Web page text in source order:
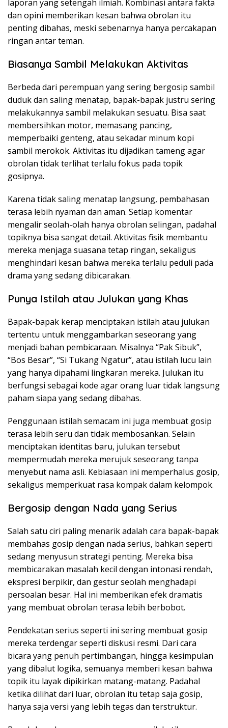
laporan yang setengah ilmiah. Kombinasi antara fakta
dan opini memberikan kesan bahwa obrolan itu
penting dibahas, meski sebenarnya hanya percakapan
ringan antar teman.
Biasanya Sambil Melakukan Aktivitas
Berbeda dari perempuan yang sering bergosip sambil
duduk dan saling menatap, bapak-bapak justru sering
melakukannya sambil melakukan sesuatu. Bisa saat
membersihkan motor, memasang pancing,
memperbaiki genteng, atau sekadar minum kopi
sambil merokok. Aktivitas itu dijadikan tameng agar
obrolan tidak terlihat terlalu fokus pada topik
gosipnya.
Karena tidak saling menatap langsung, pembahasan
terasa lebih nyaman dan aman. Setiap komentar
mengalir seolah-olah hanya obrolan selingan, padahal
topiknya bisa sangat detail. Aktivitas fisik membantu
mereka menjaga suasana tetap ringan, sekaligus
menghindari kesan bahwa mereka terlalu peduli pada
drama yang sedang dibicarakan.
Punya Istilah atau Julukan yang Khas
Bapak-bapak kerap menciptakan istilah atau julukan
tertentu untuk menggambarkan seseorang yang
menjadi bahan pembicaraan. Misalnya “Pak Sibuk”,
“Bos Besar”, “Si Tukang Ngatur”, atau istilah lucu lain
yang hanya dipahami lingkaran mereka. Julukan itu
berfungsi sebagai kode agar orang luar tidak langsung
paham siapa yang sedang dibahas.
Penggunaan istilah semacam ini juga membuat gosip
terasa lebih seru dan tidak membosankan. Selain
menciptakan identitas baru, julukan tersebut
mempermudah mereka merujuk seseorang tanpa
menyebut nama asli. Kebiasaan ini memperhalus gosip,
sekaligus memperkuat rasa kompak dalam kelompok.
Bergosip dengan Nada yang Serius
Salah satu ciri paling menarik adalah cara bapak-bapak
membahas gosip dengan nada serius, bahkan seperti
sedang menyusun strategi penting. Mereka bisa
membicarakan masalah kecil dengan intonasi rendah,
ekspresi berpikir, dan gestur seolah menghadapi
persoalan besar. Hal ini memberikan efek dramatis
yang membuat obrolan terasa lebih berbobot.
Pendekatan serius seperti ini sering membuat gosip
mereka terdengar seperti diskusi resmi. Dari cara
bicara yang penuh pertimbangan, hingga kesimpulan
yang dibalut logika, semuanya memberi kesan bahwa
topik itu layak dipikirkan matang-matang. Padahal
ketika dilihat dari luar, obrolan itu tetap saja gosip,
hanya saja versi yang lebih tegas dan terstruktur.